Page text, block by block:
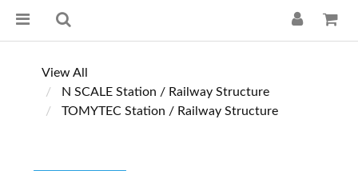
View All
N SCALE Station / Railway Structure
TOMYTEC Station / Railway Structure